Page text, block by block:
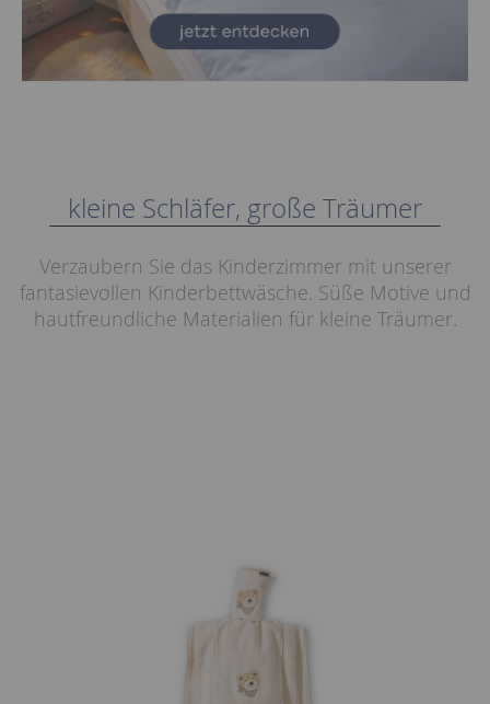
kleine Schläfer, große Träumer
Verzaubern Sie das Kinderzimmer mit unserer
fantasievollen Kinderbettwäsche. Süße Motive und
hautfreundliche Materialien für kleine Träumer.